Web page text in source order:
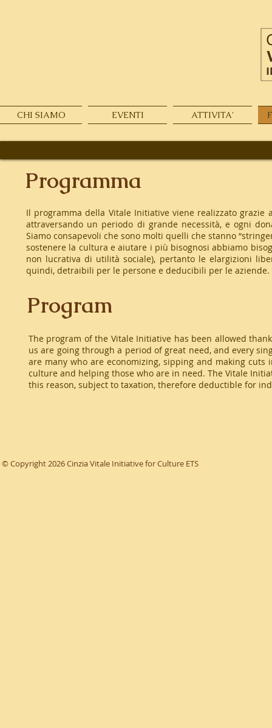
CHI SIAMO EVENTI ATTIVITA'
Programma
Il programma della Vitale Initiative viene realizzato
attraversando un periodo di grande necessità, e ogni
Siamo consapevoli che sono molti quelli che stanno
sostenere la cultura e aiutare i più bisognosi abbiamo
non lucrativa di utilità sociale), pertanto le elargizioni
quindi, detraibili per le persone e deducibili per le aziende.
Program
The program of the Vitale Initiative has been allowed
us are going through a period of great need, and every
are many who are economizing, sipping and making
culture and helping those who are in need. The Vitale
this reason, subject to taxation, therefore deductible for
© Copyright 2026 Cinzia Vitale Initiative for Culture ETS